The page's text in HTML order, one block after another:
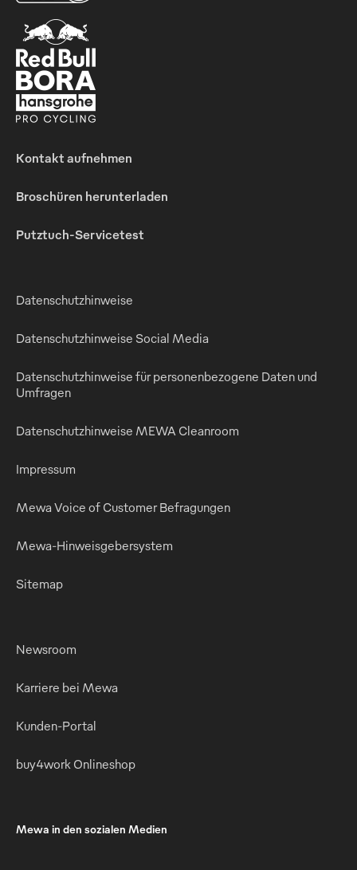
Kontakt aufnehmen
Broschüren herunterladen
Putztuch-Servicetest
Datenschutzhinweise
Datenschutzhinweise Social Media
Datenschutzhinweise für personenbezogene Daten und
Umfragen
Datenschutzhinweise MEWA Cleanroom
Impressum
Mewa Voice of Customer Befragungen
Mewa-Hinweisgebersystem
Sitemap
Newsroom
Karriere bei Mewa
Kunden-Portal
buy4work Onlineshop
Mewa in den sozialen Medien